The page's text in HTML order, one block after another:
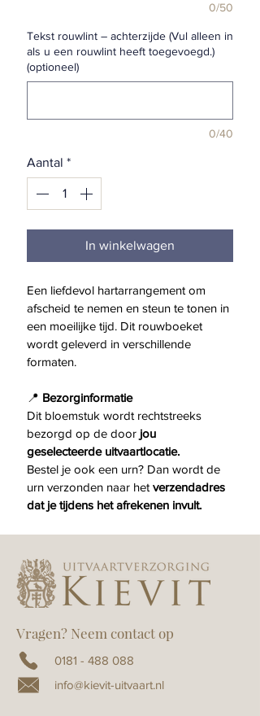
0/50
Tekst rouwlint – achterzijde (Vul alleen in
als u een rouwlint heeft toegevoegd.)
(optioneel)
0/40
Aantal *
In winkelwagen
Een liefdevol hartarrangement om
afscheid te nemen en steun te tonen in
een moeilijke tijd. Dit rouwboeket
wordt geleverd in verschillende
formaten.
📍 Bezorginformatie
Dit bloemstuk wordt rechtstreeks
bezorgd op de door jou
geselecteerde uitvaartlocatie.
Bestel je ook een urn? Dan wordt de
urn verzonden naar het verzendadres
dat je tijdens het afrekenen invult.
Vragen? Neem contact op
0181 - 488 088
info@kievit-uitvaart.nl